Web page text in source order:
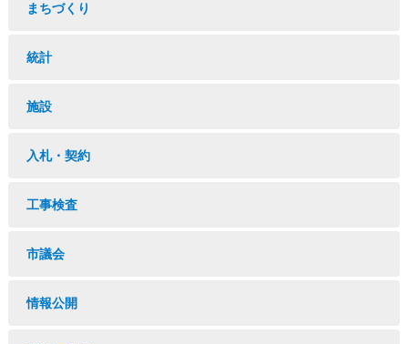
まちづくり
統計
施設
入札・契約
工事検査
市議会
情報公開